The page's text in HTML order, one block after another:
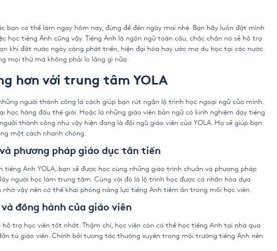
bạn có thể làm ngay hôm nay, đừng để đến ngày mai nhé. Bạn hãy luôn đặt mình
học tiếng Anh cũng vậy. Tiếng Anh là ngôn ngữ toàn cầu, chắc chắn nó sẽ hỗ trợ
khi đất nước ngày càng phát triển, hiện đại hóa hay ước mơ du học tại các nước
mọi thứ mà không phải lo lắng gì nữa.
hơn với trung tâm YOLA
người thành công là cách giúp bạn rút ngắn lộ trình học ngoại ngữ của mình.
học hàng đầu thế giới. Hoặc là những giáo viên bản ngữ có kinh nghiệm dạy tiếng
thành công như vậy hiện đang là đội ngũ giáo viên của YOLA. Họ sẽ giúp bạn
một cách nhanh chóng.
phương pháp giáo dục tân tiến
Anh YOLA, bạn sẽ được học cùng những giáo trình chuẩn và phương pháp
người học làm trung tâm. Cùng với đó là lộ trình học được cá nhân hóa dựa
vậy nên có thể khai phóng năng lực tiếng Anh tiềm ẩn trong mỗi học viên.
đồng hành của giáo viên
hỗ trợ học viên tốt nhất. Thậm chí, học viên còn có thể học tiếng Anh tại nhà qua
từ giáo viên. Chính bởi tương tác thường xuyên trong môi trường tiếng Anh nên